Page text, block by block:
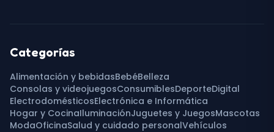
Categorías
Alimentación y bebidasBebéBelleza
Consolas y videojuegosConsumiblesDeporteDigital
ElectrodomésticosElectrónica e Informática
Hogar y CocinaIluminaciónJuguetes y JuegosMascotas
ModaOficinaSalud y cuidado personalVehículos